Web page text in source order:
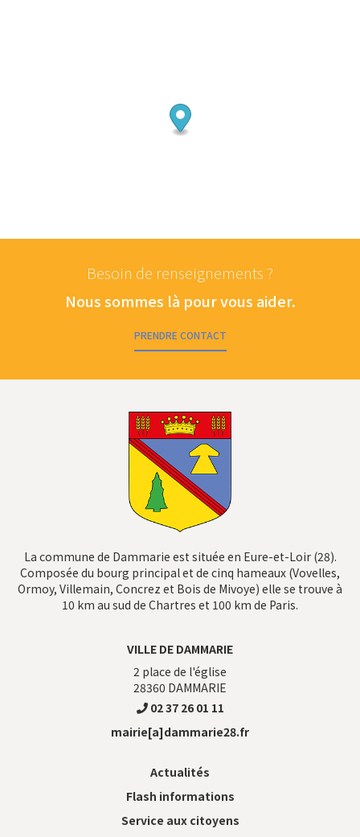
Besoin de renseignements ?
Nous sommes là pour vous aider.
PRENDRE CONTACT
La commune de Dammarie est située en Eure-et-Loir (28).
Composée du bourg principal et de cinq hameaux (Vovelles,
Ormoy, Villemain, Concrez et Bois de Mivoye) elle se trouve à
10 km au sud de Chartres et 100 km de Paris.
VILLE DE DAMMARIE
2 place de l'église
28360 DAMMARIE
02 37 26 01 11
mairie[a]dammarie28.fr
Actualités
Flash informations
Service aux citoyens